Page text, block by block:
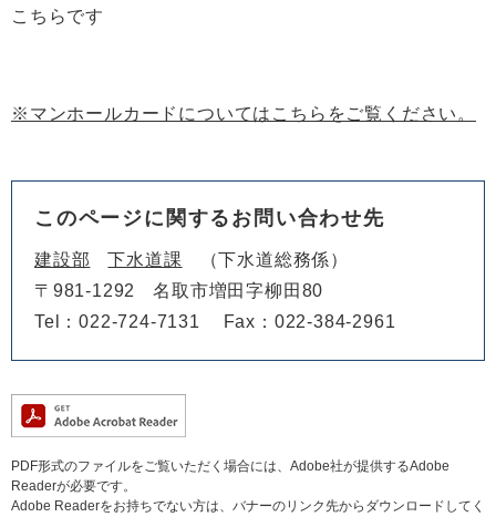
こちらです
※マンホールカードについてはこちらをご覧ください。
このページに関するお問い合わせ先
建設部 下水道課
下水道総務係
〒981-1292
名取市増田字柳田80
Tel：022-724-7131
Fax：022-384-2961
PDF形式のファイルをご覧いただく場合には、Adobe社が提供するAdobe
Readerが必要です。
Adobe Readerをお持ちでない方は、バナーのリンク先からダウンロードしてく